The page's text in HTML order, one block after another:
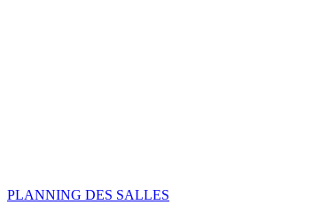
PLANNING DES SALLES